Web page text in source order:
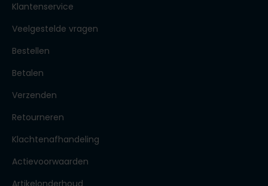
Klantenservice
Veelgestelde vragen
Bestellen
Betalen
Verzenden
Retourneren
Klachtenafhandeling
Actievoorwaarden
Artikelonderhoud